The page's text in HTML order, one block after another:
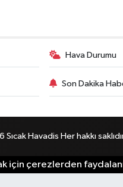
Hava Durumu
Son Dakika
Havadis Her hakkı
için çerezlerden